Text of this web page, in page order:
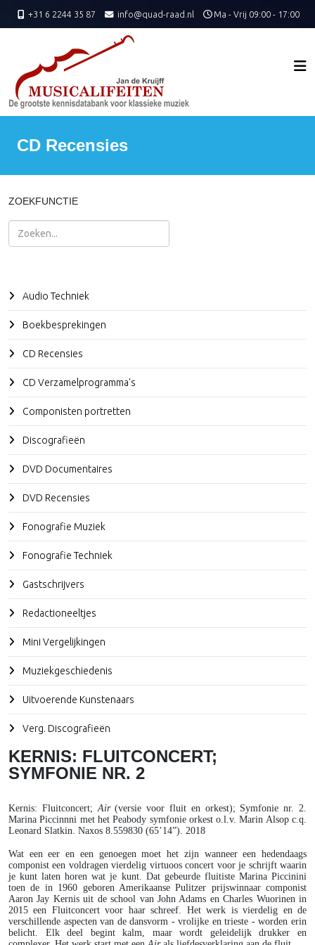
+31 6 2244 35 87 info@quad-raad.nl Ma - Vrij 09:00 - 17:00
CD Recensies
ZOEKFUNCTIE
Zoeken
Audio Techniek
Boekbesprekingen
CD Recensies
CD Verzamelprogramma's
Componisten portretten
Discografieën
DVD Documentaires
DVD Recensies
Fonografie Muziek
Fonografie Techniek
Gastschrijvers
Redactioneeltjes
Mini Vergelijkingen
Muziekgeschiedenis
Uitvoerende Kunstenaars
Verg. Discografieën
KERNIS: FLUITCONCERT;
SYMFONIE NR. 2
Kernis: Fluitconcert;Air(versie voor fluit en orkest); Symfonie nr. 2.
Marina Piccinnni met het Peabody symfonie orkest o.l.v. Marin Alsop c.q.
Leonard Slatkin. Naxos 8.559830 (65’14”). 2018
Wat een eer en een genoegen moet het zijn wanneer een hedendaags
componist een voldragen vierdelig virtuoos concert voor je schrijft waarin
je kunt laten horen wat je kunt. Dat gebeurde fluitiste Marina Piccinini
toen de in 1960 geboren Amerikaanse Pulitzer prijswinnaar componist
Aaron Jay Kernis uit de school van John Adams en Charles Wuorinen in
2015 een Fluitconcert voor haar schreef. Het werk is vierdelig en de
verschillende aspecten van de dansvorm - vrolijke en trieste - worden erin
belicht. Elk deel begint kalm, maar wordt geleidelijk drukker en